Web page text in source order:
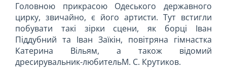
Головною прикрасою Одеського державного
цирку, звичайно, є його артисти. Тут встигли
побувати такі зірки сцени, як борці Іван
Піддубний та Іван Заїкін, повітряна гімнастка
Катерина Вільям, а також відомий
дресирувальник-любительМ. С. Крутиков.